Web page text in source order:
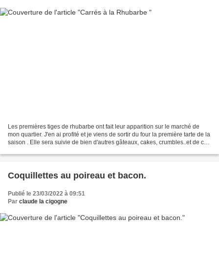
Les premières tiges de rhubarbe ont fait leur apparition sur le marché de
mon quartier. J'en ai profité et je viens de sortir du four la première tarte de la
saison . Elle sera suivie de bien d'autres gâteaux, cakes, crumbles..et de ces
Coquillettes au poireau et bacon.
Publié le 23/03/2022 à 09:51
Par claude la cigogne